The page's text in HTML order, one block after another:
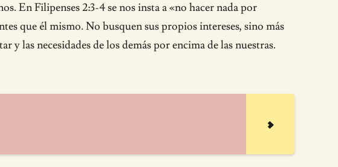
En Filipenses 2:3-4 se nos insta a «no hacer nada por
que él mismo. No busquen sus propios intereses, sino más
y las necesidades de los demás por encima de las nuestras.